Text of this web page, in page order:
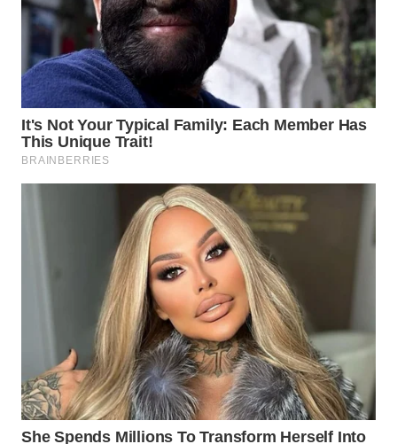
WN
TAPANULI
TENGAH
WN DELI
SERDANG
KARAWANG
WN
BEKASI